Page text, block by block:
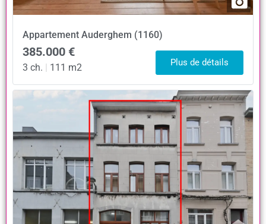
Appartement Auderghem (1160)
385.000 €
3 ch. 111 m2 Plus de détails